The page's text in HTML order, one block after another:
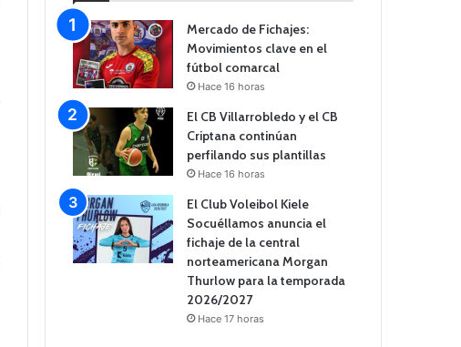
Mercado de Fichajes:
Movimientos clave en el
fútbol comarcal
Hace 16 horas
El CB Villarrobledo y el CB
Criptana continúan
perfilando sus plantillas
Hace 16 horas
El Club Voleibol Kiele
Socuéllamos anuncia el
fichaje de la central
norteamericana Morgan
Thurlow para la temporada
2026/2027
Hace 17 horas